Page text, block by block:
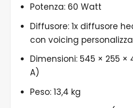
Potenza: 60 Watt
Diffusore: 1x diffusore
con voicing
Dimensioni: 545 × 255 ×
A)
Peso: 13,4 kg